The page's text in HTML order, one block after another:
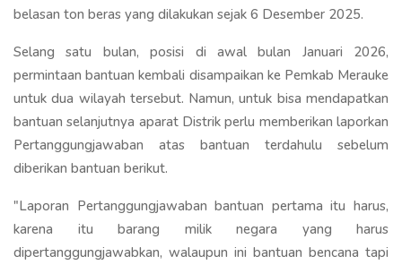
belasan ton beras yang dilakukan sejak 6 Desember 2025.
Selang satu bulan, posisi di awal bulan Januari 2026,
permintaan bantuan kembali disampaikan ke Pemkab Merauke
untuk dua wilayah tersebut. Namun, untuk bisa mendapatkan
bantuan selanjutnya aparat Distrik perlu memberikan laporkan
Pertanggungjawaban atas bantuan terdahulu sebelum
diberikan bantuan berikut.
"Laporan Pertanggungjawaban bantuan pertama itu harus,
karena itu barang milik negara yang harus
dipertanggungjawabkan, walaupun ini bantuan bencana tapi